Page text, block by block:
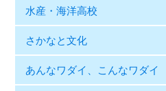
水産・海洋高校
さかなと文化
あんなワダイ、こんなワダイ